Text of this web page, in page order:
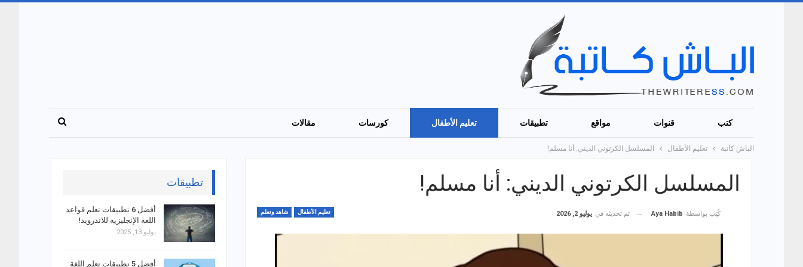
كتب قنوات مواقع تطبيقات تعليم الأطفال كورسات مقالات
الباش كاتبة تعليم الأطفال المسلسل الكرتوني الديني: أنا مسلم!
المسلسل الكرتوني الديني: أنا مسلم!
تعليم الأطفال شاهد وتعلم كُتِب بواسطة Aya Habib تم تحديثه في يوليو 2, 2026
تطبيقات
أفضل 6 تطبيقات تعلم قواعد
اللغة الإنجليزية للاندرويد!
يوليو 13, 2025
أفضل 5 تطبيقات تعلم اللغة